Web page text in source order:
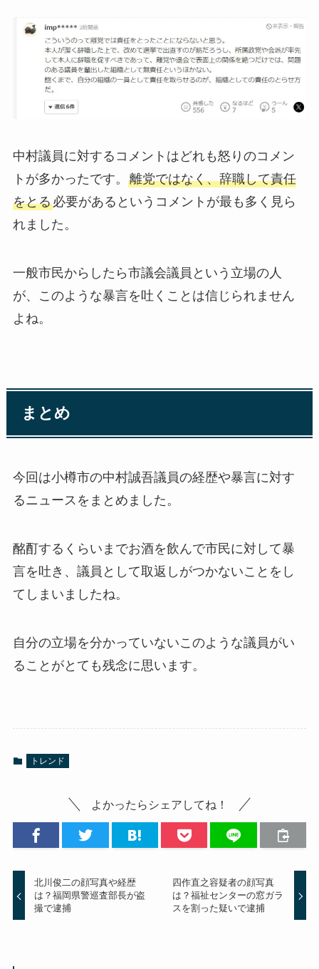
中村議員に対するコメントはどれも怒りのコメン
トが多かったです。 離党ではなく、辞職して責任
をとる必要があるというコメントが最も多く見ら
れました。
一般市民からしたら市議会議員という立場の人
が、このような暴言を吐くことは信じられません
よね。
まとめ
今回は小樽市の中村誠吾議員の経歴や暴言に対す
るニュースをまとめました。
酩酊するくらいまでお酒を飲んで市民に対して暴
言を吐き、議員として取返しがつかないことをし
てしまいましたね。
自分の立場を分かっていないこのような議員がい
ることがとても残念に思います。
トレンド
よかったらシェアしてね！
北川俊二の顔写真や経歴
は？福岡県警巡査部長が盗
撮で逮捕
四作直之容疑者の顔写真
は？福祉センターの窓ガラ
スを割った疑いで逮捕